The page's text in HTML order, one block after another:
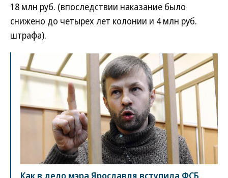
18 млн руб. (впоследствии наказание было
снижено до четырех лет колонии и 4 млн руб.
штрафа).